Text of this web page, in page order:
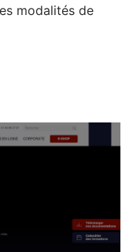
modalités de